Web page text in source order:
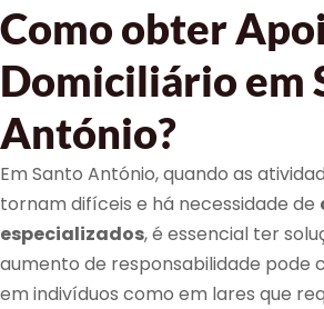
Como obter
Domiciliário em
António?
Em Santo António, quando as
tornam difíceis e há necessidade de
especializados, é essencial ter
aumento de responsabilidade pode
em indivíduos como em lares que